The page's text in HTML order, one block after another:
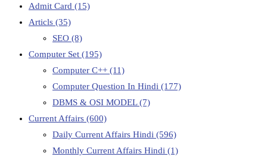
Admit Card (15)
Articls (35)
SEO (8)
Computer Set (195)
Computer C++ (11)
Computer Question In Hindi (177)
DBMS & OSI MODEL(7)
Current Affairs (600)
Daily Current Affairs Hindi (596)
Monthly Current Affairs Hindi (1)